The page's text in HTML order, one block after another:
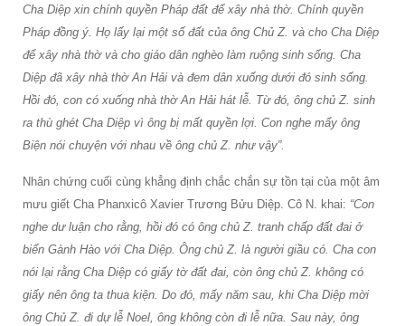
Cha Diệp xin chính quyền Pháp đất để xây nhà thờ. Chính quyền
Pháp đồng ý. Họ lấy lại một số đất của ông Chủ Z. và cho Cha Diệp
để xây nhà thờ và cho giáo dân nghèo làm ruộng sinh sống. Cha
Diệp đã xây nhà thờ An Hải và đem dân xuống dưới đó sinh sống.
Hồi đó, con có xuống nhà thờ An Hải hát lễ. Từ đó, ông chủ Z. sinh
ra thù ghét Cha Diệp vì ông bị mất quyền lợi. Con nghe mấy ông
Biện nói chuyện với nhau về ông chủ Z. như vậy”.
Nhân chứng cuối cùng khẳng định chắc chắn sự tồn tại của một âm
mưu giết Cha Phanxicô Xavier Trương Bửu Diệp. Cô N. khai: “Con
nghe dư luận cho rằng, hồi đó có ông chủ Z. tranh chấp đất đai ở
biển Gành Hào với Cha Diệp. Ông chủ Z. là người giầu có. Cha con
nói lại rằng Cha Diệp có giấy tờ đất đai, còn ông chủ Z. không có
giấy nên ông ta thua kiện. Do đó, mấy năm sau, khi Cha Diệp mời
ông Chủ Z. đi dự lễ Noel, ông không còn đi lễ nữa. Sau này, ông